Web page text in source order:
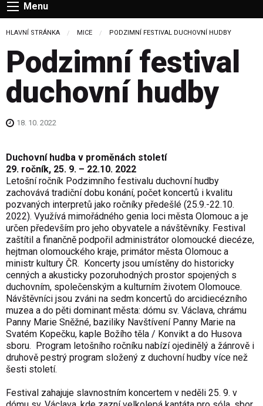
Menu
HLAVNÍ STRÁNKA MICE CURRENT:
PODZIMNÍ FESTIVAL DUCHOVNÍ HUDBY
Podzimní festival
duchovní hudby
18. 10. 2022
Duchovní hudba v proměnách století
29. ročník, 25. 9. – 22.10. 2022
Letošní ročník Podzimního festivalu duchovní hudby
zachovává tradiční dobu konání, počet koncertů i kvalitu
pozvaných interpretů jako ročníky předešlé (25.9.-22.10.
2022). Využívá mimořádného genia loci města Olomouc a je
určen především pro jeho obyvatele a návštěvníky. Festival
zaštítil a finančně podpořil administrátor olomoucké diecéze,
hejtman olomouckého kraje, primátor města Olomouc a
ministr kultury ČR. Koncerty jsou umístěny do historicky
cenných a akusticky pozoruhodných prostor spojených s
duchovním, společenským a kulturním životem Olomouce.
Návštěvníci jsou zváni na sedm koncertů do arcidiecézního
muzea a do pěti dominant města: dómu sv. Václava, chrámu
Panny Marie Sněžné, baziliky Navštívení Panny Marie na
Svatém Kopečku, kaple Božího těla / Konvikt a do Husova
sboru. Program letošního ročníku nabízí ojedinělý a žánrově i
druhově pestrý program složený z duchovní hudby více než
šesti století.
Festival zahajuje slavnostním koncertem v neděli 25. 9. v